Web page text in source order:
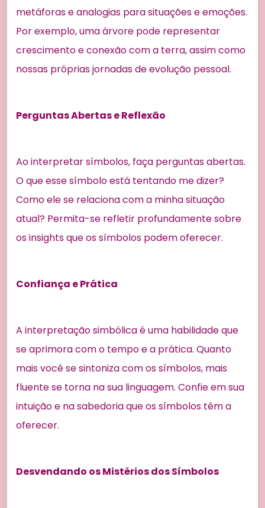
metáforas e analogias para situações e emoções.
Por exemplo, uma árvore pode representar
crescimento e conexão com a terra, assim como
nossas próprias jornadas de evolução pessoal.
Perguntas Abertas e Reflexão
Ao interpretar símbolos, faça perguntas abertas.
O que esse símbolo está tentando me dizer?
Como ele se relaciona com a minha situação
atual? Permita-se refletir profundamente sobre
os insights que os símbolos podem oferecer.
Confiança e Prática
A interpretação simbólica é uma habilidade que
se aprimora com o tempo e a prática. Quanto
mais você se sintoniza com os símbolos, mais
fluente se torna na sua linguagem. Confie em sua
intuição e na sabedoria que os símbolos têm a
oferecer.
Desvendando os Mistérios dos Símbolos